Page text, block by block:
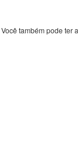
Você também pode ter